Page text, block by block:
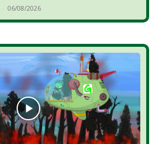
- 06/08/2026